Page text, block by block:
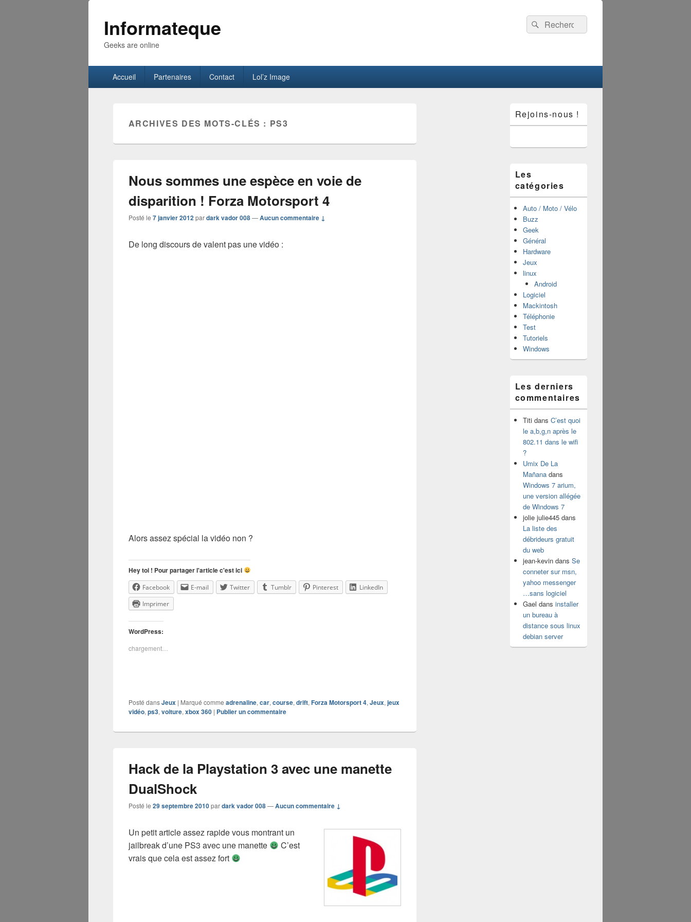
Informateque
Geeks are online
Recherche :
Rechercher
principalAccueil Partenaires Contact Lol’z Image
ARCHIVES DES MOTS-CLÉS : PS3
Nous sommes une espèce en voie de
disparition ! Forza Motorsport 4
Posté le 7 janvier 2012pardark vador 008—Aucun commentaire ↓
De long discours de valent pas une vidéo :
Alors assez spécial la vidéo non ?
Hey toi ! Pour partager l'article c'est ici
Facebook E-mail Twitter Tumblr Pinterest
LinkedIn
Imprimer
WordPress:
chargement…
Posté dansJeux | Marqué comme adrenaline, car, course, drift, Forza Motorsport 4, Jeux, jeux
vidéo, ps3, voiture, xbox 360 | Publier un commentaire
Hack de la Playstation 3 avec une manette
DualShock
Posté le 29 septembre 2010pardark vador 008—Aucun commentaire ↓
Un petit article assez rapide vous montrant un
jailbreak d’une PS3 avec une manette
C’est
vrais que cela est assez fort
principale
de
pour
latérale
Rejoins-nous !
Les
catégories
Auto / Moto / Vélo
Buzz
Geek
Général
Hardware
Jeux
linux
Android
Logiciel
Mackintosh
Téléphonie
Test
Tutoriels
Windows
Les derniers
commentaires
Titidans C’est quoi
le a,b,g,n après le
802.11 dans le wifi
?
Umix De La
Mañanadans
Windows 7 arium,
une version allégée
de Windows 7
jolie julie445dans
La liste des
débrideurs gratuit
du web
jean-kevindans Se
conneter sur msn,
yahoo messenger
…sans logiciel
Gael dans installer
un bureau à
distance sous linux
debian server